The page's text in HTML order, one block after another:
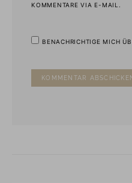
KOMMENTARE VIA E-MAIL.
BENACHRICHTIGE MICH